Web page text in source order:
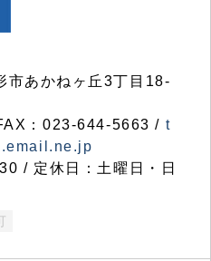
あかねヶ丘3丁目18-
：023-644-5663 / t
/ 定休日：土曜日・日